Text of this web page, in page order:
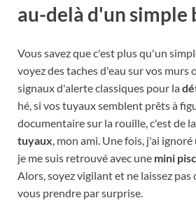
au-delà d'un simple
Vous savez que c'est plus qu'un
voyez des taches d'eau sur vos
signaux d'alerte classiques pour la
hé, si vos tuyaux semblent prêts à
documentaire sur la rouille, c'est de la
tuyaux, mon ami. Une fois, j'ai
je me suis retrouvé avec une mini
Alors, soyez vigilant et ne laissez pas
vous prendre par surprise.